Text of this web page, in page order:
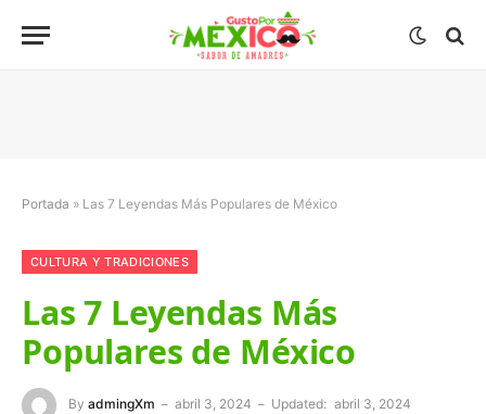
Portada » Las 7 Leyendas Más Populares de México
CULTURA Y TRADICIONES
Las 7 Leyendas Más
Populares de México
By admingXm abril 3, 2024 Updated: abril 3, 2024